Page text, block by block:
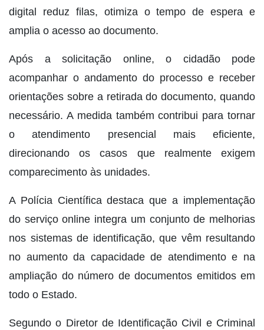
digital reduz filas, otimiza o tempo de espera e
amplia o acesso ao documento.
Após a solicitação online, o cidadão pode
acompanhar o andamento do processo e receber
orientações sobre a retirada do documento, quando
necessário. A medida também contribui para tornar
o atendimento presencial mais eficiente,
direcionando os casos que realmente exigem
comparecimento às unidades.
A Polícia Científica destaca que a implementação
do serviço online integra um conjunto de melhorias
nos sistemas de identificação, que vêm resultando
no aumento da capacidade de atendimento e na
ampliação do número de documentos emitidos em
todo o Estado.
Segundo o Diretor de Identificação Civil e Criminal